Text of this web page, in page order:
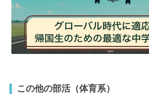
この他の部活（体育系）